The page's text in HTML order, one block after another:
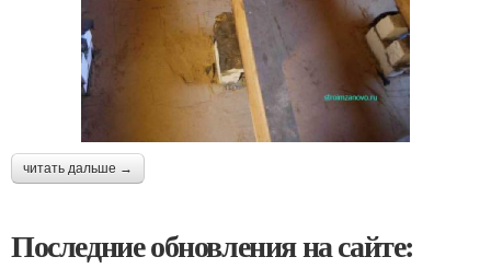
читать дальше →
Последние обновления на сайте: